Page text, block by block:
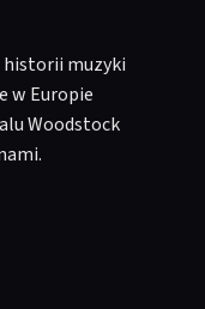
historii muzyki
w Europie
Woodstock